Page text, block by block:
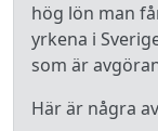
hög lön man
yrkena i
som är
Här är några